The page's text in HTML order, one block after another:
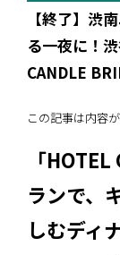
【終了】渋
る一夜に！
CANDLE
この記事は内容
「
ランで、
しむディ